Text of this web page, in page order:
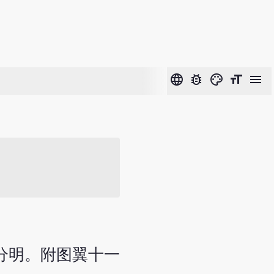
language bug_report color_lens format_size menu
明。附图翼十一